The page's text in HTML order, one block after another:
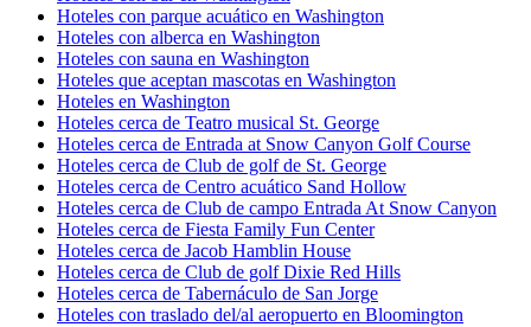
Hoteles con parque acuático en Washington
Hoteles con alberca en Washington
Hoteles con sauna en Washington
Hoteles que aceptan mascotas en Washington
Hoteles en Washington
Hoteles cerca de Teatro musical St. George
Hoteles cerca de Entrada at Snow Canyon Golf Course
Hoteles cerca de Club de golf de St. George
Hoteles cerca de Centro acuático Sand Hollow
Hoteles cerca de Club de campo Entrada At Snow Canyon
Hoteles cerca de Fiesta Family Fun Center
Hoteles cerca de Jacob Hamblin House
Hoteles cerca de Club de golf Dixie Red Hills
Hoteles cerca de Tabernáculo de San Jorge
Hoteles con traslado del/al aeropuerto en Bloomington